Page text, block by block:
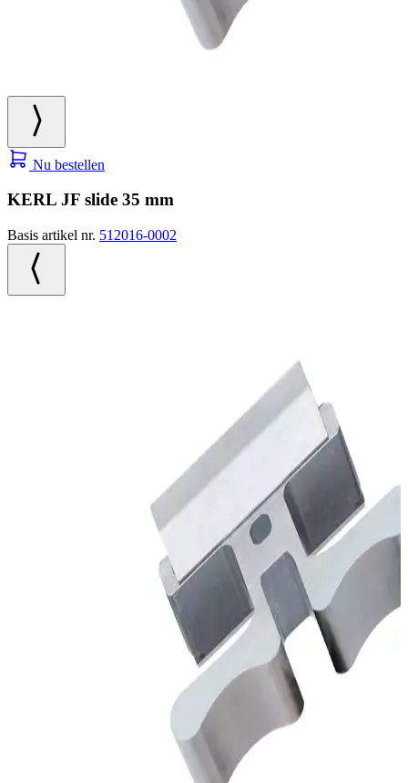
Nu bestellen
KERL JF slide 35 mm
Basis artikel nr. 512016-0002